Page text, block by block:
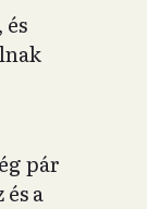
, és
pár
a